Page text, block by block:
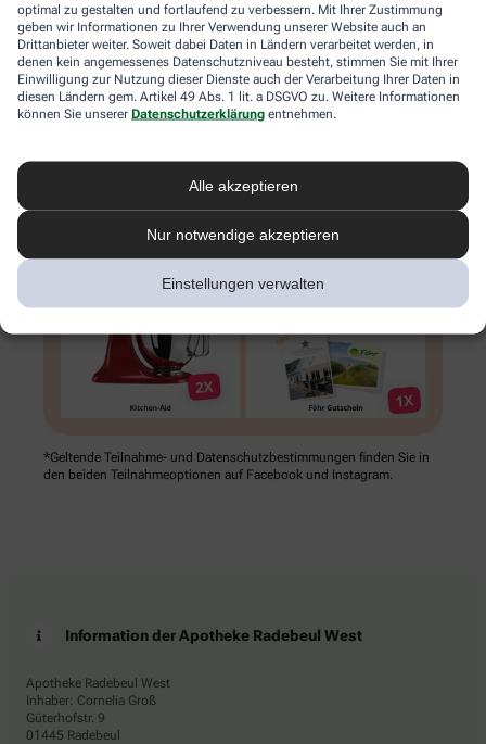
optimal zu gestalten und fortlaufend zu verbessern. Mit Ihrer Zustimmung
geben wir Informationen zu Ihrer Verwendung unserer Website auch an
Drittanbieter weiter. Soweit dabei Daten in Ländern verarbeitet werden, in
denen kein angemessenes Datenschutzniveau besteht, stimmen Sie mit Ihrer
Einwilligung zur Nutzung dieser Dienste auch der Verarbeitung Ihrer Daten in
diesen Ländern gem. Artikel 49 Abs. 1 lit. a DSGVO zu. Weitere Informationen
können Sie unserer Datenschutzerklärung entnehmen.
Alle akzeptieren
Nur notwendige akzeptieren
Einstellungen verwalten
Sie erwarten folgende Gewinne:
*Geltende Teilnahme- und Datenschutz­bestimmungen finden Sie in
den beiden Teilnahme­optionen auf Facebook und Instagram.
Information der Apotheke Radebeul West
Apotheke Radebeul West
Inhaber: Cornelia Groß
Güterhofstr. 9
01445 Radebeul